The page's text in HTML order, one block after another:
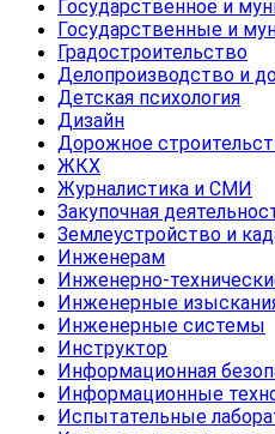
Государственное и
Государственные и
Градостроительство
Делопроизводство и
Детская психология
Дизайн
Дорожное
ЖКХ
Журналистика и СМИ
Закупочная
Землеустройство и
Инженерам
Инженерно-
Инженерные
Инженерные системы
Инструктор
Информационная
Информационные
Испытательные